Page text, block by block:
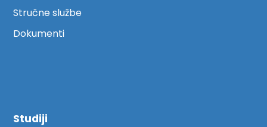
Stručne službe
Dokumenti
Studiji